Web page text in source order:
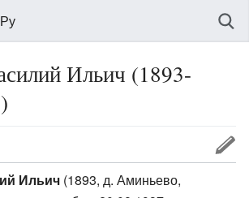
Ильич (1893-
Ильич (1893, д. Аминьево,